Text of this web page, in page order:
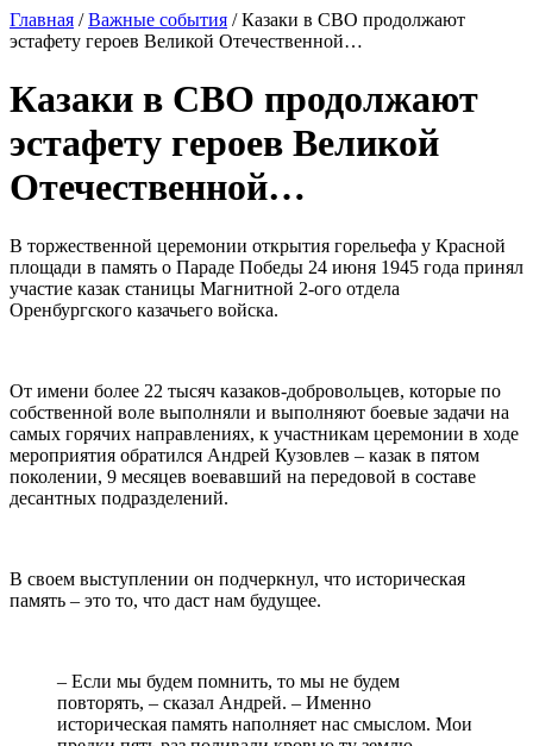
Главная / Важные события / Казаки в СВО продолжают
эстафету героев Великой Отечественной…
Казаки в СВО продолжают
эстафету героев Великой
Отечественной…
В торжественной церемонии открытия горельефа у Красной
площади в память о Параде Победы 24 июня 1945 года принял
участие казак станицы Магнитной 2-ого отдела
Оренбургского казачьего войска.
От имени более 22 тысяч казаков-добровольцев, которые по
собственной воле выполняли и выполняют боевые задачи на
самых горячих направлениях, к участникам церемонии в ходе
мероприятия обратился Андрей Кузовлев – казак в пятом
поколении, 9 месяцев воевавший на передовой в составе
десантных подразделений.
В своем выступлении он подчеркнул, что историческая
память – это то, что даст нам будущее.
– Если мы будем помнить, то мы не будем
повторять, – сказал Андрей. – Именно
историческая память наполняет нас смыслом. Мои